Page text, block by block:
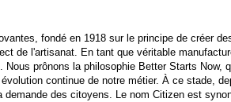
fondé en 1918 sur le principe de
de l'artisanat. En tant que véritable
prônons la philosophie Better Starts
continue de notre métier. À ce stade,
des citoyens. Le nom Citizen est